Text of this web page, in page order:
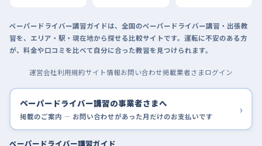
ペーパードライバー講習ガイドは、全国のペーパードライバー講習・出張教
習を、エリア・駅・現在地から探せる比較サイトです。運転に不安のある方
が、料金や口コミを比べて自分に合った教習を見つけられます。
運営会社利用規約サイト情報お問い合わせ掲載業者さまログイン
ペーパードライバー講習の事業者さまへ
掲載のご案内 — お問い合わせがあった月だけのお支払いです ›
ペーパードライバー講習ガイド